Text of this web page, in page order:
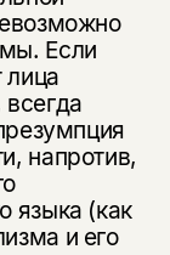
Если
напротив,
языка (как
и его